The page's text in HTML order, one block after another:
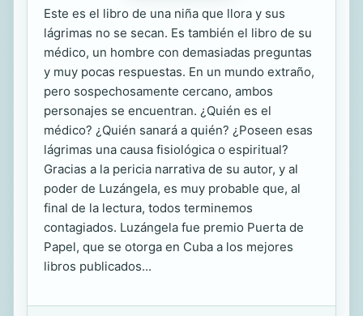
Este es el libro de una niña que llora y sus
lágrimas no se secan. Es también el libro de su
médico, un hombre con demasiadas preguntas
y muy pocas respuestas. En un mundo extraño,
pero sospechosamente cercano, ambos
personajes se encuentran. ¿Quién es el
médico? ¿Quién sanará a quién? ¿Poseen esas
lágrimas una causa fisiológica o espiritual?
Gracias a la pericia narrativa de su autor, y al
poder de Luzángela, es muy probable que, al
final de la lectura, todos terminemos
contagiados. Luzángela fue premio Puerta de
Papel, que se otorga en Cuba a los mejores
libros publicados...